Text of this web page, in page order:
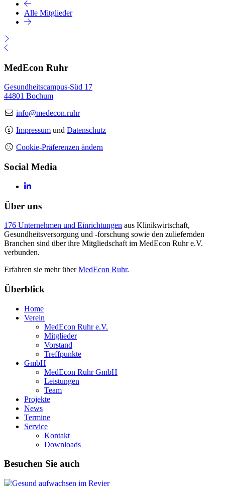
Alle Mitglieder
MedEcon Ruhr
Gesundheitscampus-Süd 17
44801 Bochum
info@medecon.ruhr
Impressum und Datenschutz
Cookie-Präferenzen ändern
Social Media
Über uns
176 Unternehmen und Einrichtungen aus Klinikwirtschaft,
Gesundheitsversorgung und -forschung sowie den zuliefernden
Branchen sind über ihre Mitgliedschaft im MedEcon Ruhr e.V.
verbunden.
Erfahren sie mehr überMedEcon Ruhr.
Überblick
Home
Verein
MedEcon Ruhr e.V.
Mitglieder
Vorstand
Treffpunkte
GmbH
MedEcon Ruhr GmbH
Leistungen
Team
Projekte
News
Termine
Service
Kontakt
Downloads
Besuchen Sie auch